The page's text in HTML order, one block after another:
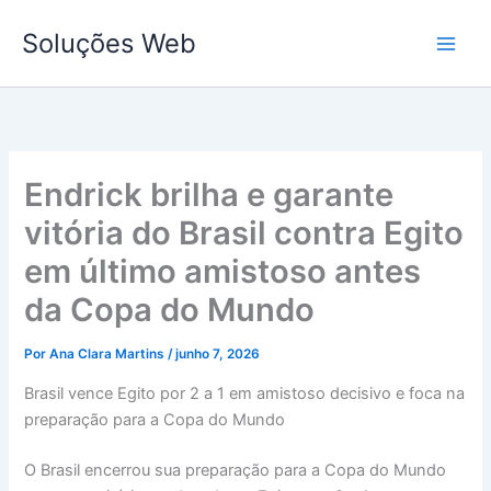
para
conteúdo
Soluções Web
Endrick brilha e garante
vitória do Brasil contra Egito
em último amistoso antes
da Copa do Mundo
PorAna Clara Martins/junho 7, 2026
Brasil vence Egito por 2 a 1 em amistoso decisivo e foca na
preparação para a Copa do Mundo
O Brasil encerrou sua preparação para a Copa do Mundo